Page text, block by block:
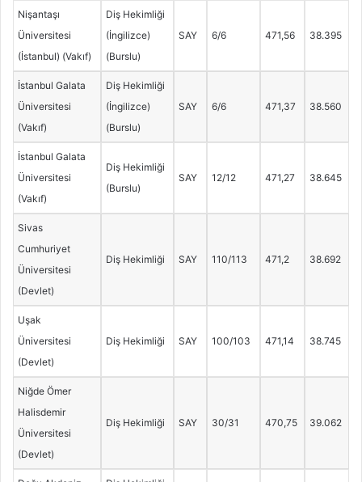
Nişantaşı
Üniversitesi
(İstanbul) (Vakıf)
Diş Hekimliği
(İngilizce)
(Burslu)
SAY 6/6 471,56 38.395
İstanbul Galata
Üniversitesi
(Vakıf)
Diş Hekimliği
(İngilizce)
(Burslu)
SAY 6/6 471,37 38.560
İstanbul Galata
Üniversitesi
(Vakıf)
Diş Hekimliği
(Burslu)
SAY 12/12 471,27 38.645
Sivas
Cumhuriyet
Üniversitesi
(Devlet)
Diş Hekimliği SAY 110/113 471,2 38.692
Uşak
Üniversitesi
(Devlet)
Diş Hekimliği SAY 100/103 471,14 38.745
Niğde Ömer
Halisdemir
Üniversitesi
(Devlet)
Diş Hekimliği SAY 30/31 470,75 39.062